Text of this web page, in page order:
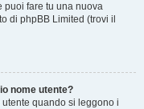
puoi fare tu una nuova
di phpBB Limited (trovi il
nome utente?
quando si leggono i